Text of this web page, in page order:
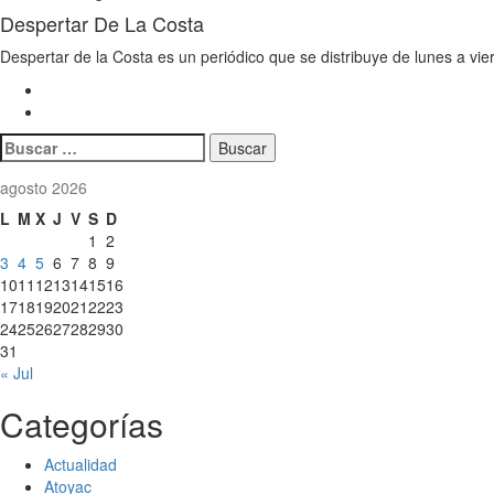
Despertar De La Costa
Despertar de la Costa es un periódico que se distribuye de lunes a
Buscar:
agosto 2026
L M X J V S D
1 2
3 4 5 6 7 8 9
1011 1213141516
17181920212223
24252627282930
31
« Jul
Categorías
Actualidad
Atoyac